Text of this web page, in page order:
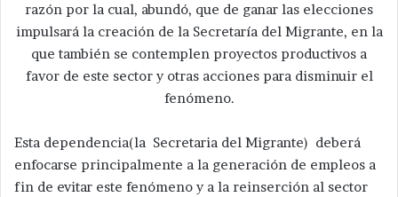
razón por la cual, abundó, que de ganar las elecciones
impulsará la creación de la Secretaría del Migrante, en la
que también se contemplen proyectos productivos a
favor de este sector y otras acciones para disminuir el
fenómeno.
Esta dependencia(la Secretaria del Migrante) deberá
enfocarse principalmente a la generación de empleos a
fin de evitar este fenómeno y a la reinserción al sector